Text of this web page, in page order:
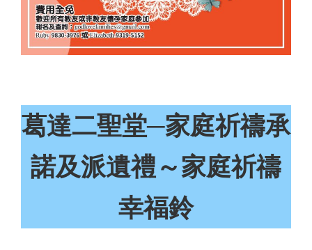
葛達二聖堂─家庭祈禱承
諾及派遺禮～家庭祈禱
幸福鈴